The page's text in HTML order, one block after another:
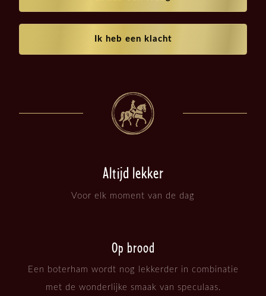
Ik heb een klacht
Altijd lekker
Voor elk moment van de dag
Op brood
Een boterham wordt nog lekkerder in combinatie
met de wonderlijke smaak van speculaas.